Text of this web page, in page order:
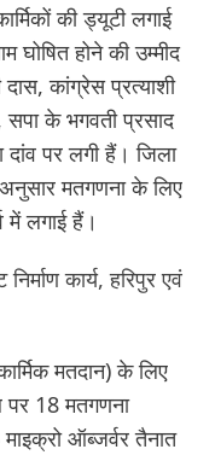
की ड्यूटी लगाई
होने की उम्मीद
दास, कांग्रेस प्रत्याशी
के भगवती प्रसाद
पर लगी हैं। जिला
अनुसार मतगणना के लिए
में लगाई हैं।
कार्य, हरिपुर एवं
मतदान) के लिए
18 मतगणना
ऑब्जर्वर तैनात